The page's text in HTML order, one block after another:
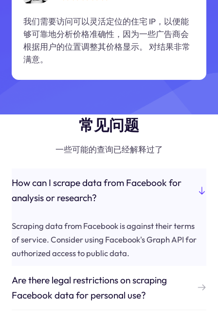
我们需要访问可以灵活定位的住宅 IP，以便能
够可靠地分析价格准确性，因为一些广告商会
根据用户的位置调整其价格显示。 对结果非常
满意。
常见问题
一些可能的查询已经解释过了
How can I scrape data from Facebook for
analysis or research?
Scraping data from Facebook is against their terms
of service. Consider using Facebook's Graph API for
authorized access to public data.
Are there legal restrictions on scraping
Facebook data for personal use?